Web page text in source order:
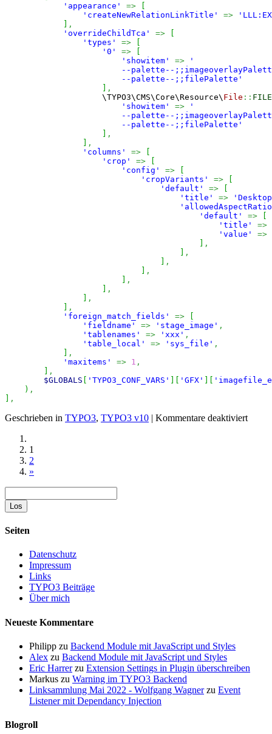
'appearance'
=>
'createNewRelationLinkTitle'
=>
,
'overrideChildTca'
=>
'types'
=>
'0'
=>
'showitem'
=>
'
--palette--
                        --palette--;;filePalette'
,
                    \TYPO3\CMS\Core\Resource\
File ::
'showitem'
=>
'
--palette--
                        --palette--;;filePalette'
,
,
'columns'
=>
'crop'
=>
'config'
=>
'cropVariants'
=>
'default'
=>
'title'
=>
'default'
=>
'title'
=>
'value'
=>
,
,
,
,
,
,
,
,
'foreign_match_fields'
=>
'fieldname'
=> 'stage_image' ,
'tablenames'
=> 'xxx' ,
'table_local'
=> 'sys_file' ,
,
'maxitems'
=> 1 ,
,
$GLOBALS
'TYPO3_CONF_VARS' 'GFX'
) ,
,
Geschrieben in TYPO3, TYPO3 v10 | Kommentare deaktiviertfür
1
2
»
Seiten
Datenschutz
Impressum
Links
TYPO3 Beiträge
Über mich
Neueste Kommentare
Philipp zu Backend Module mit JavaScript und Styles
Alex zu Backend Module mit JavaScript und Styles
Eric Harrerzu Extension Settings in Plugin überschreiben
Markus zu Warning im TYPO3 Backend
Linksammlung Mai 2022 - Wolfgang Wagnerzu Event
Listener mit Dependancy Injection
Blogroll